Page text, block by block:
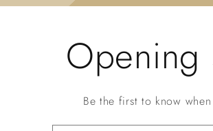
Opening
Be the first to know